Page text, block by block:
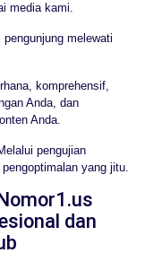
media kami.
melewati
komprehensif,
Anda, dan
Anda.
pengujian
yang jitu.
dan